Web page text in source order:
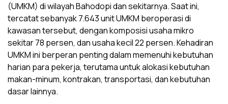
(UMKM) di wilayah Bahodopi dan sekitarnya. Saat ini,
tercatat sebanyak 7.643 unit UMKM beroperasi di
kawasan tersebut, dengan komposisi usaha mikro
sekitar 78 persen, dan usaha kecil 22 persen. Kehadiran
UMKM ini berperan penting dalam memenuhi kebutuhan
harian para pekerja, terutama untuk alokasi kebutuhan
makan-minum, kontrakan, transportasi, dan kebutuhan
dasar lainnya.